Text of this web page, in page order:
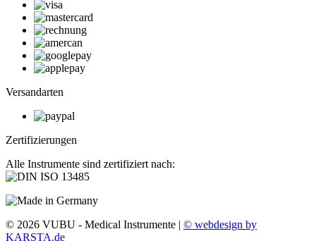
Versandarten
Zertifizierungen
Alle Instrumente sind zertifiziert nach:
© 2026 VUBU - Medical Instrumente | © webdesign by
KARSTA.de